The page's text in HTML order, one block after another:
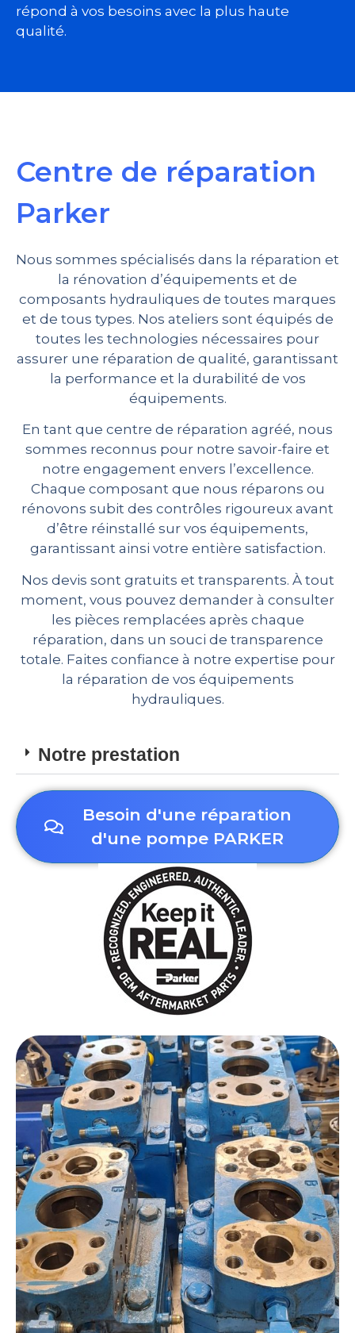
répond à vos besoins avec la plus haute
qualité.
Centre de réparation
Parker
Nous sommes spécialisés dans la réparation et
la rénovation d’équipements et de
composants hydrauliques de toutes marques
et de tous types. Nos ateliers sont équipés de
toutes les technologies nécessaires pour
assurer une réparation de qualité, garantissant
la performance et la durabilité de vos
équipements.
En tant que centre de réparation agréé, nous
sommes reconnus pour notre savoir-faire et
notre engagement envers l’excellence.
Chaque composant que nous réparons ou
rénovons subit des contrôles rigoureux avant
d’être réinstallé sur vos équipements,
garantissant ainsi votre entière satisfaction.
Nos devis sont gratuits et transparents. À tout
moment, vous pouvez demander à consulter
les pièces remplacées après chaque
réparation, dans un souci de transparence
totale. Faites confiance à notre expertise pour
la réparation de vos équipements
hydrauliques.
Notre prestation
Besoin d'une réparation
d'une pompe PARKER